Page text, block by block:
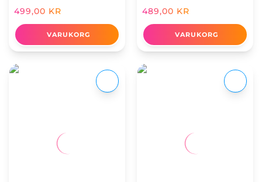
499,00 KR
VARUKORG
489,00 KR
VARUKORG